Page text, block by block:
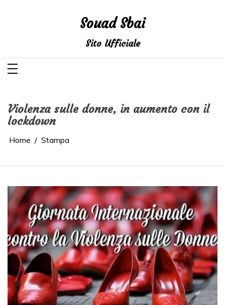
Souad Sbai
Sito Ufficiale
Violenza sulle donne, in aumento con il
lockdown
Home Stampa